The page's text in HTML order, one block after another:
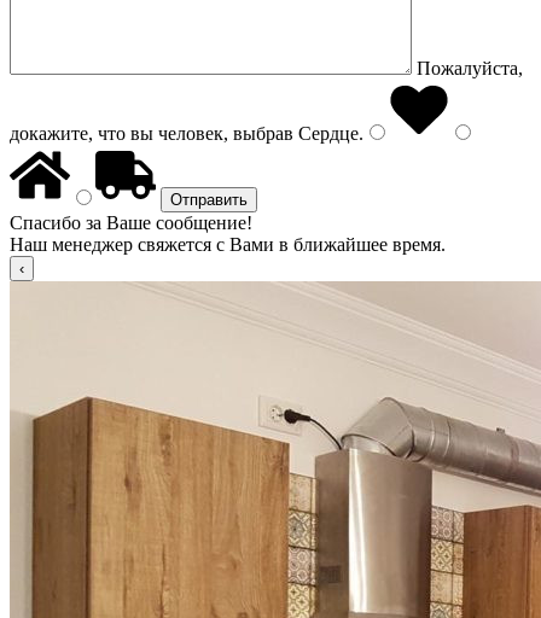
Пожалуйста,
докажите, что вы человек, выбрав Сердце.
Спасибо за Ваше сообщение!
Наш менеджер свяжется с Вами в ближайшее время.